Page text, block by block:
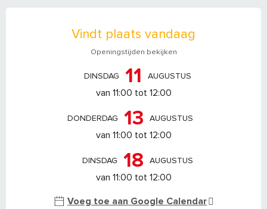
Vindt plaats vandaag
Openingstijden bekijken
DINSDAG 11 AUGUSTUS
van 11:00 tot 12:00
DONDERDAG 13 AUGUSTUS
van 11:00 tot 12:00
DINSDAG 18 AUGUSTUS
van 11:00 tot 12:00
Voeg toe aan Google Calendar